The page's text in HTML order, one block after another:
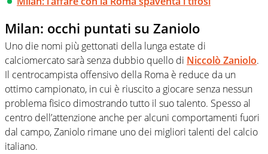
Milan: occhi puntati su Zaniolo
Uno die nomi più gettonati della lunga estate di
calciomercato sarà senza dubbio quello di Niccolò Zaniolo.
Il centrocampista offensivo della Roma è reduce da un
ottimo campionato, in cui è riuscito a giocare senza nessun
problema fisico dimostrando tutto il suo talento. Spesso al
centro dell’attenzione anche per alcuni comportamenti fuori
dal campo, Zaniolo rimane uno dei migliori talenti del calcio
italiano.